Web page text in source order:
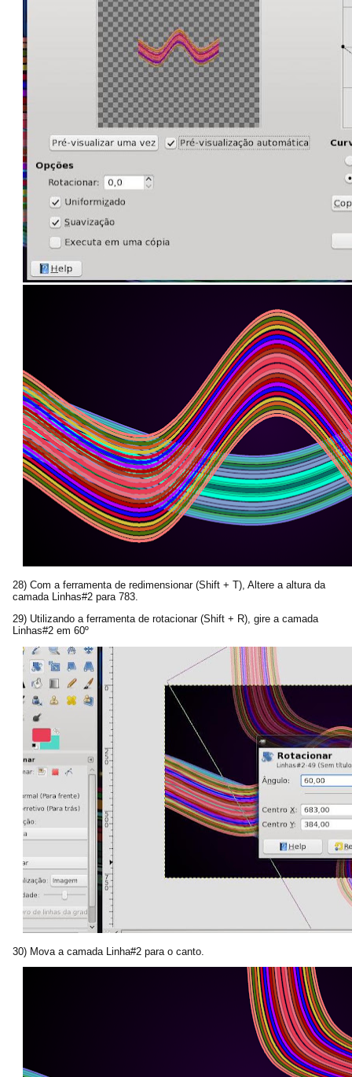
28) Com a ferramenta de redimensionar (Shift + T), Altere a altura da
camada Linhas#2 para 783.
29) Utilizando a ferramenta de rotacionar (Shift + R), gire a camada
Linhas#2 em 60º
30) Mova a camada Linha#2 para o canto.